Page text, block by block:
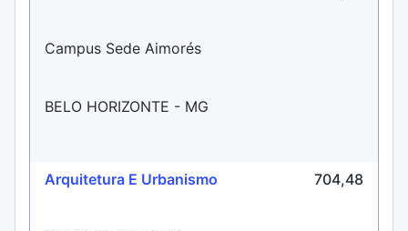
Campus Sede Aimorés
BELO HORIZONTE - MG
Arquitetura E Urbanismo 704,48